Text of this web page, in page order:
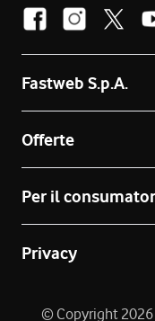
Fastweb S.p.A.
Offerte
Per il
Privacy
© Copyright 2026